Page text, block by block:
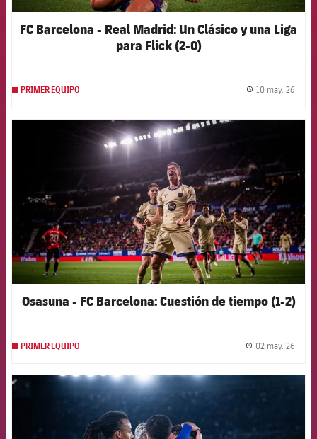
FC Barcelona - Real Madrid: Un Clásico y una Liga
para Flick (2-0)
PRIMER EQUIPO 10 may. 26
FCB Barcelona badge
Osasuna - FC Barcelona: Cuestión de tiempo (1-2)
PRIMER EQUIPO 02 may. 26
FCB Barcelona badge